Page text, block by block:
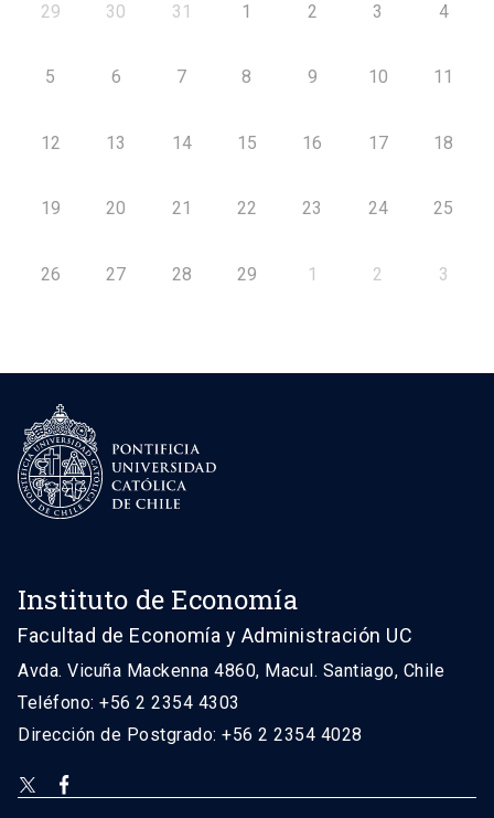
29 30 31 1 2 3 4
5 6 7 8 9 10 11
12 13 14 15 16 17 18
19 20 21 22 23 24 25
26 27 28 29 1 2 3
Instituto de Economía
Facultad de Economía y Administración UC
Avda. Vicuña Mackenna 4860, Macul. Santiago, Chile
Teléfono: +56 2 2354 4303
Dirección de Postgrado: +56 2 2354 4028